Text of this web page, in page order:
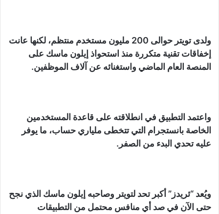
ولدى تويتر حوالى 200 مليون مستخدم منتظم، لكنها عانت
إخفاقات تقنية متكررة منذ استحواذ إيلون ماسك على
المنصة العام الماضي واستغنائه عن آلاف الموظفين.
واعتمد التطبيق في انطلاقته على قاعدة المستخدمين
الخاصة بانستجرام التي تتخطى ملياري حساب، ما يوفر
عليه تحدي البدء من الصفر.
ويُعد “ثريدز” أكبر تحد لتويتر وصاحبه إيلون ماسك الذي نجح
حتى الآن في صد أي منافس محتمل من التطبيقات